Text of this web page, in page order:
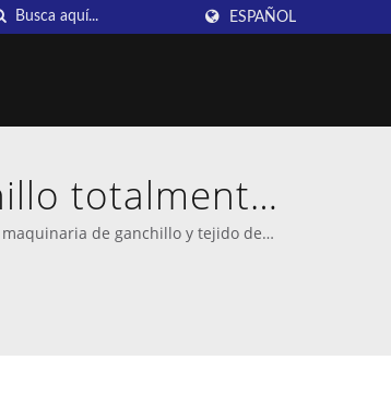
ESPAÑOL
totalmente
DAHU
de ganchillo y tejido de